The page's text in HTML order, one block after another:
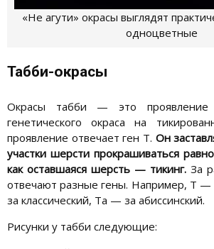
«Не агути» окрасы выглядят
одноцветные
Табби-окрасы
Окрасы табби — это проявление
генетического окраса на
проявление отвечает ген Т. Он
участки шерсти прокрашиваться
как оставшаяся шерсть — тикинг. За
отвечают разные гены. Например, T
за классический, Ta — за абиссинский.
Рисунки у табби следующие: